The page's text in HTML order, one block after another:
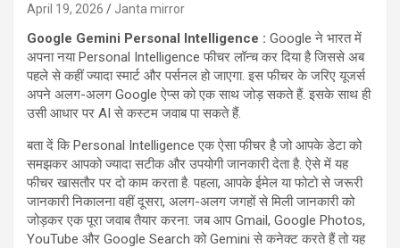
April 19, 2026 Janta mirror
Google Gemini Personal Intelligence : Google ने भारत में
अपना नया Personal Intelligence फीचर लॉन्च कर दिया है जिससे अब
पहले से कहीं ज्यादा स्मार्ट और पर्सनल हो जाएगा. इस फीचर के जरिए यूजर्स
अपने अलग-अलग Google ऐप्स को एक साथ जोड़ सकते हैं. इसके साथ ही
उसी आधार पर AI से कस्टम जवाब पा सकते हैं.
बता दें कि Personal Intelligence एक ऐसा फीचर है जो आपके डेटा को
समझकर आपको ज्यादा सटीक और उपयोगी जानकारी देता है. ऐसे में यह
फीचर खासतौर पर दो काम करता है. पहला, आपके ईमेल या फोटो से जरूरी
जानकारी निकालना वहीं दूसरा, अलग-अलग जगहों से मिली जानकारी को
जोड़कर एक पूरा जवाब तैयार करना. जब आप Gmail, Google Photos,
YouTube और Google Search को Gemini से कनेक्ट करते हैं तो यह